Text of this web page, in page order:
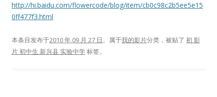
http://hi.baidu.com/flowercode/blog/item/cb0c98c2b5ee5e15
0ff477f3.html
本条目发布于2010 年 09 月 27 日。属于我的影片分类，被贴了 初 影
片 初中生 新兴县 实验中学标签。